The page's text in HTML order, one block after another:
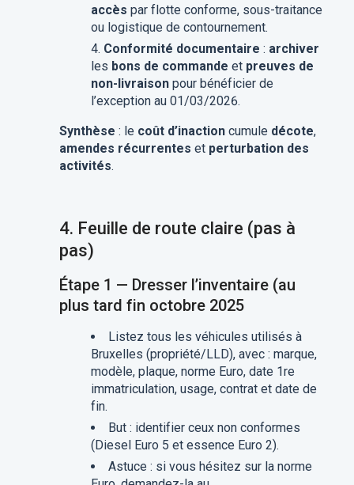
accès par flotte conforme, sous-traitance
ou logistique de contournement.
Conformité documentaire : archiver
les bons de commande et preuves de
non-livraisonpour bénéficier de
l’exception au 01/03/2026.
Synthèse : le coût d’inactioncumule décote,
amendes récurrentes et perturbation des
activités.
4. Feuille de route claire (pas à
pas)
Étape 1 — Dresser l’inventaire (au
plus tard fin octobre 2025
Listez tous les véhicules utilisés à
Bruxelles (propriété/LLD), avec : marque,
modèle, plaque, norme Euro, date 1re
immatriculation, usage, contrat et date de
fin.
But : identifier ceux non conformes
(Diesel Euro 5 et essence Euro 2).
Astuce : si vous hésitez sur la norme